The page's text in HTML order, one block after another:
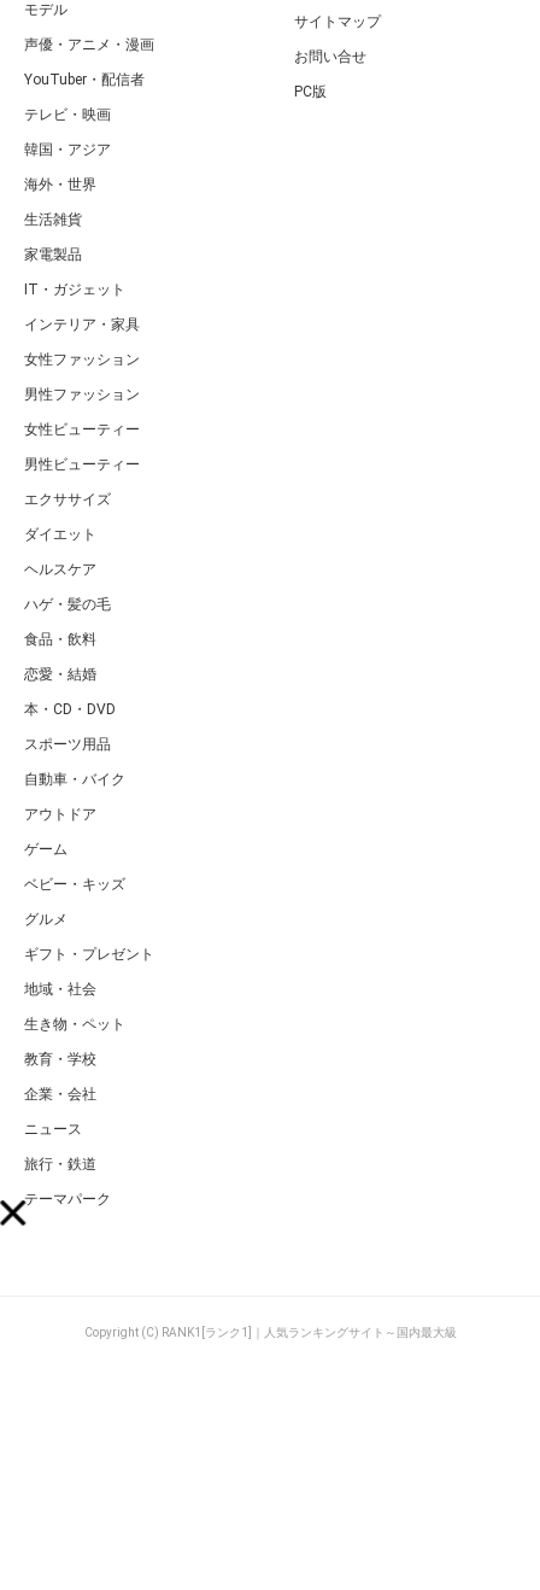
モデル
声優・アニメ・漫画
YouTuber・配信者
テレビ・映画
韓国・アジア
海外・世界
生活雑貨
家電製品
IT・ガジェット
インテリア・家具
女性ファッション
男性ファッション
女性ビューティー
男性ビューティー
エクササイズ
ダイエット
ヘルスケア
ハゲ・髪の毛
食品・飲料
恋愛・結婚
本・CD・DVD
スポーツ用品
自動車・バイク
アウトドア
ゲーム
ベビー・キッズ
グルメ
ギフト・プレゼント
地域・社会
生き物・ペット
教育・学校
企業・会社
ニュース
旅行・鉄道
テーマパーク
サイトマップ
お問い合せ
PC版
Copyright (C) RANK1[ランク1]｜人気ランキングサイト～国内最大級